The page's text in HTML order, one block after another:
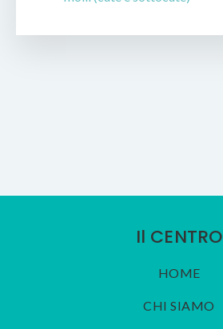
Il CENTRO
HOME
CHI SIAMO